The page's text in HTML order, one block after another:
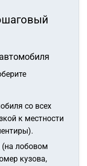
со всех
к местности
(на лобовом
кузова,